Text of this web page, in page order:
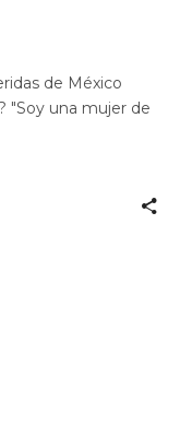
de México
"Soy una mujer de